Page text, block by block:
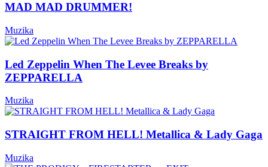
MAD MAD DRUMMER!
Muzika
Led Zeppelin When The Levee Breaks by
ZEPPARELLA
Muzika
STRAIGHT FROM HELL! Metallica & Lady Gaga
Muzika